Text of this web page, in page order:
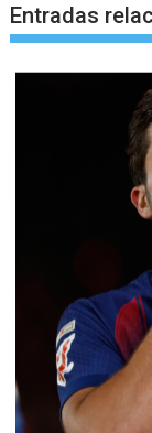
Entradas